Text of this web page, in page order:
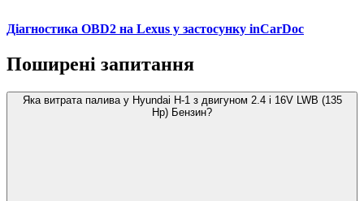
Діагностика OBD2 на Lexus у застосунку inCarDoc
Поширені запитання
Яка витрата палива у Hyundai H-1 з двигуном 2.4 i 16V LWB (135
Hp) Бензин?